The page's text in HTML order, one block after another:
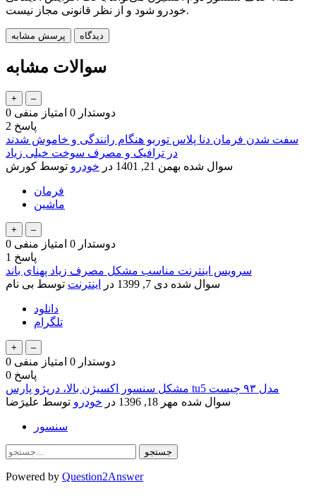
خودرو شود و از نظر قانونی مجاز نیست.
سوالات مشابه
0 دوستدار 0 امتیاز منفی
2 پاسخ
سفت شدن فرمان دنا پلاس توربو هنگام رانندگی و خاموش شدند
در ترافیک و مصرف سوخت خیلی زیاد
سوال شده بهمن 21, 1401 در خودرو توسط کورش
فرمان
ماشین
0 دوستدار 0 امتیاز منفی
1 پاسخ
سرویس اینترنت مناسب مشکل مصرف زیاد پهنای باند
سوال شده دی 7, 1399 در اینترنت توسط بی نام
دانلود
تلگرام
0 دوستدار 0 امتیاز منفی
0 پاسخ
مشکل سنسور اکسیژن بالا، درپژو پارس tu5 مدل ۹۳ چیست
سوال شده مهر 18, 1396 در خودرو توسط علیرَضا
سنسور
Powered by Question2Answer